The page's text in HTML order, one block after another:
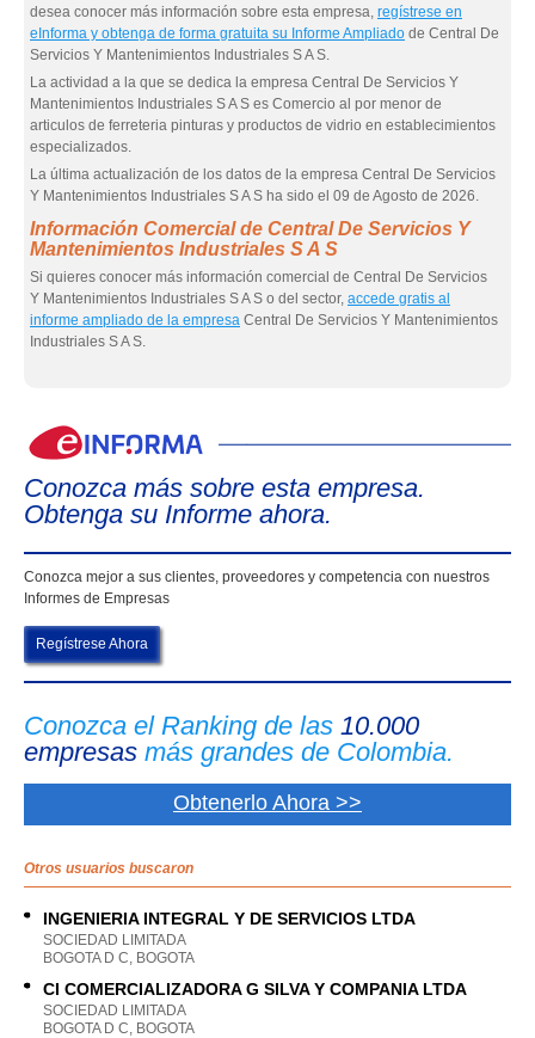
desea conocer más información sobre esta empresa, regístrese en
eInforma y obtenga de forma gratuita su Informe Ampliado de Central De
Servicios Y Mantenimientos Industriales S A S.
La actividad a la que se dedica la empresa Central De Servicios Y
Mantenimientos Industriales S A S es Comercio al por menor de
articulos de ferreteria pinturas y productos de vidrio en establecimientos
especializados.
La última actualización de los datos de la empresa Central De Servicios
Y Mantenimientos Industriales S A S ha sido el 09 de Agosto de 2026.
Información Comercial de Central De Servicios Y
Mantenimientos Industriales S A S
Si quieres conocer más información comercial de Central De Servicios
Y Mantenimientos Industriales S A S o del sector, accede gratis al
informe ampliado de la empresa Central De Servicios Y Mantenimientos
Industriales S A S.
Conozca más sobre esta empresa.
Obtenga su Informe ahora.
Conozca mejor a sus clientes, proveedores y competencia con nuestros
Informes de Empresas
Regístrese Ahora
Conozca el Ranking de las 10.000
empresas más grandes de Colombia.
Obtenerlo Ahora >>
Otros usuarios buscaron
INGENIERIA INTEGRAL Y DE SERVICIOS LTDA
SOCIEDAD LIMITADA
BOGOTA D C, BOGOTA
CI COMERCIALIZADORA G SILVA Y COMPANIA LTDA
SOCIEDAD LIMITADA
BOGOTA D C, BOGOTA